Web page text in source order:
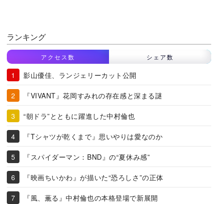
ランキング
アクセス数 シェア数
影山優佳、ランジェリーカット公開
『VIVANT』花岡すみれの存在感と深まる謎
“朝ドラ”とともに躍進した中村倫也
『Tシャツが乾くまで』思いやりは愛なのか
『スパイダーマン：BND』の“夏休み感”
『映画ちいかわ』が描いた“恐ろしさ”の正体
『風、薫る』中村倫也の本格登場で新展開